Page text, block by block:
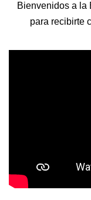
Bienvenidos a la
para recibirte